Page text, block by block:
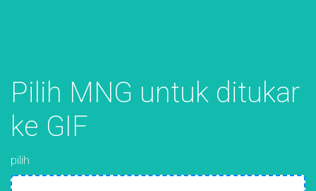
Pilih MNG untuk ditukar
ke GIF
pilih